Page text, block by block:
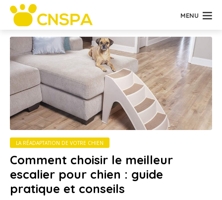
MENU
LA RÉADAPTATION DE VOTRE CHIEN
Comment choisir le meilleur
escalier pour chien : guide
pratique et conseils